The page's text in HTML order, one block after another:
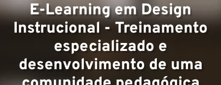
Equipe
E-Learning em Design
Instrucional - Treinamento
especializado e
desenvolvimento de uma